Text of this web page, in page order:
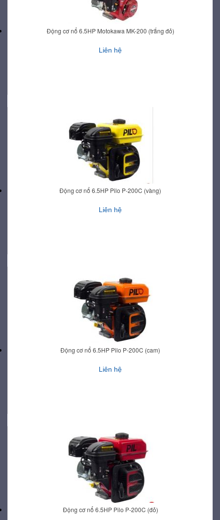
Động cơ nổ 6.5HP Motokawa MK-200 (trắng đỏ)
Liên hệ
Động cơ nổ 6.5HP Pilo P-200C (vàng)
Liên hệ
Động cơ nổ 6.5HP Pilo P-200C (cam)
Liên hệ
Động cơ nổ 6.5HP Pilo P-200C (đỏ)